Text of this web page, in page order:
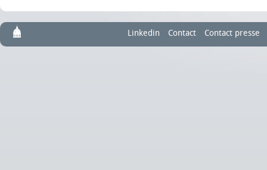
Linkedin Contact Contact presse